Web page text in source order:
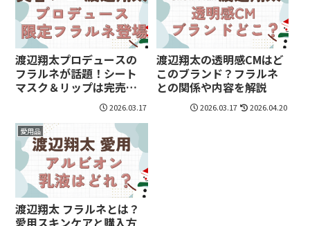
渡辺翔太プロデュースの
フラルネが話題！シート
マスク＆リップは完売必
2026.03.17
渡辺翔太の透明感CMはど
このブランド？フラルネ
との関係や内容を解説
2026.03.17 2026.04.20
愛用品
渡辺翔太 フラルネとは？